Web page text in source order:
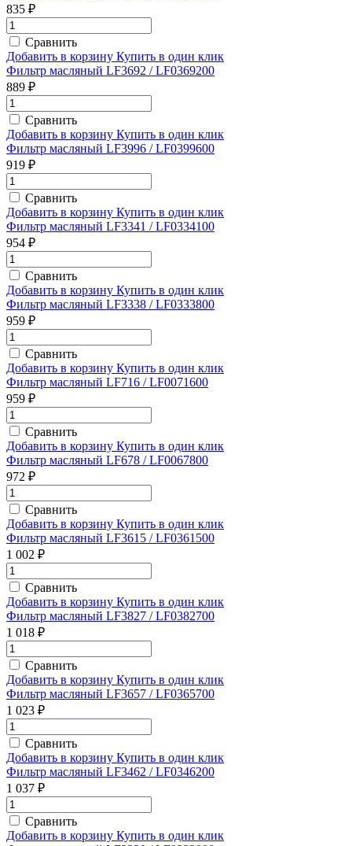
835 ₽
Сравнить
Добавить в корзину Купить в один клик
Фильтр масляный LF3692 / LF0369200
889 ₽
Сравнить
Добавить в корзину Купить в один клик
Фильтр масляный LF3996 / LF0399600
919 ₽
Сравнить
Добавить в корзину Купить в один клик
Фильтр масляный LF3341 / LF0334100
954 ₽
Сравнить
Добавить в корзину Купить в один клик
Фильтр масляный LF3338 / LF0333800
959 ₽
Сравнить
Добавить в корзину Купить в один клик
Фильтр масляный LF716 / LF0071600
959 ₽
Сравнить
Добавить в корзину Купить в один клик
Фильтр масляный LF678 / LF0067800
972 ₽
Сравнить
Добавить в корзину Купить в один клик
Фильтр масляный LF3615 / LF0361500
1 002 ₽
Сравнить
Добавить в корзину Купить в один клик
Фильтр масляный LF3827 / LF0382700
1 018 ₽
Сравнить
Добавить в корзину Купить в один клик
Фильтр масляный LF3657 / LF0365700
1 023 ₽
Сравнить
Добавить в корзину Купить в один клик
Фильтр масляный LF3462 / LF0346200
1 037 ₽
Сравнить
Добавить в корзину Купить в один клик